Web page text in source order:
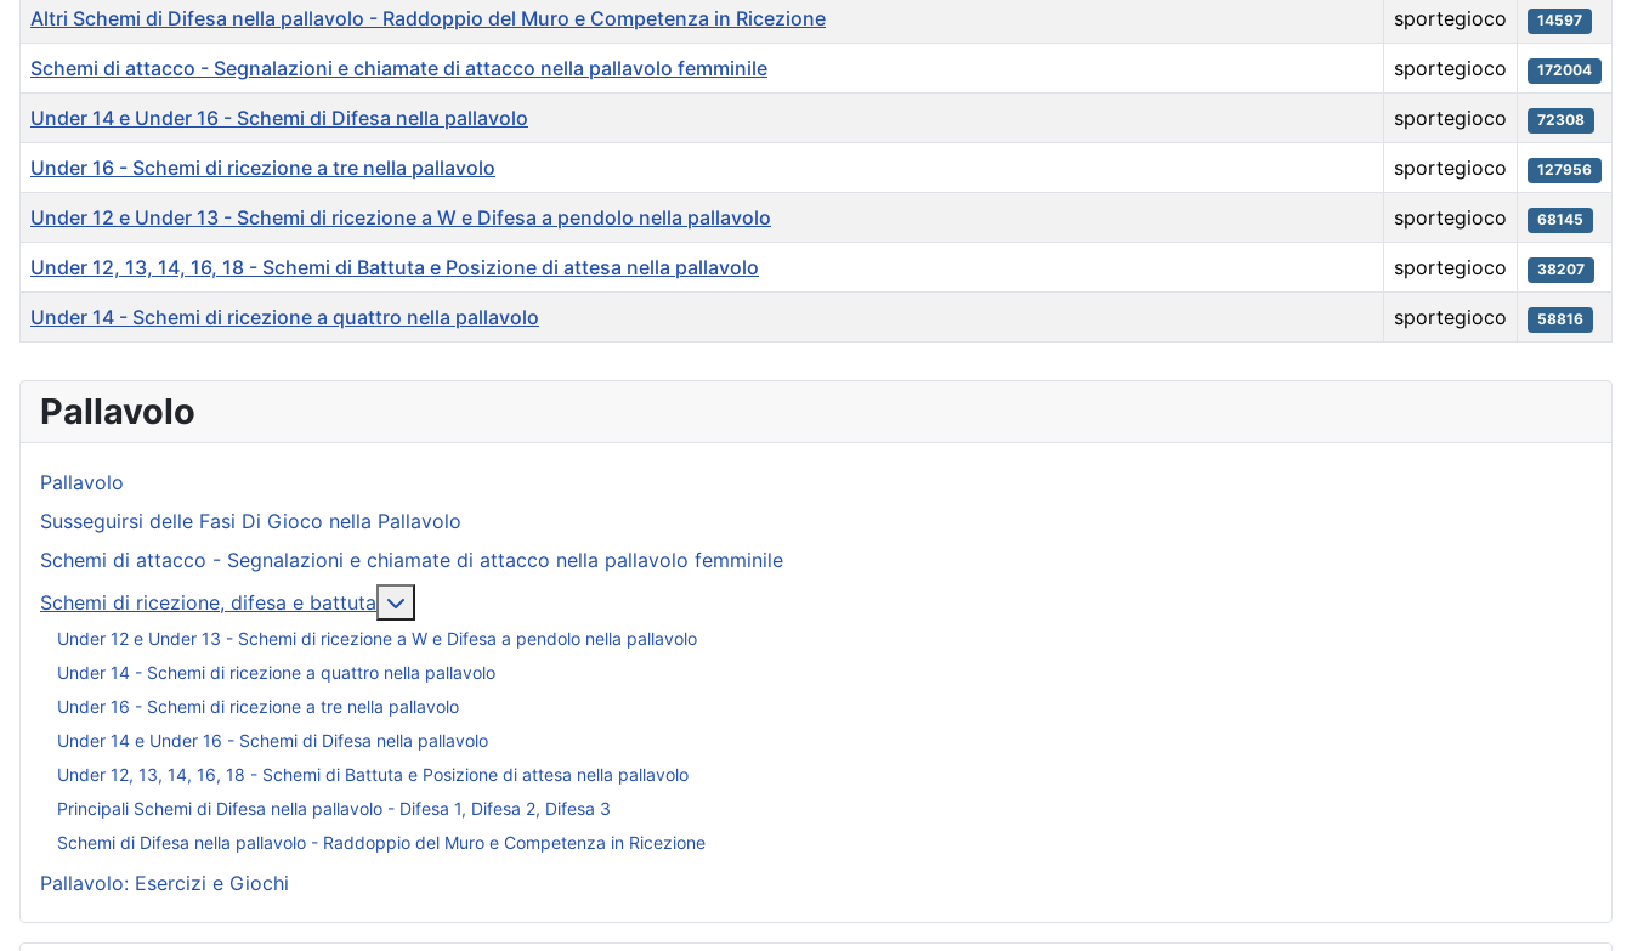
Pallavolo
Pallavolo
Susseguirsi delle Fasi Di Gioco nella Pallavolo
Schemi di attacco - Segnalazioni e chiamate di attacco nella pallavolo femminile
Schemi di ricezione, difesa e battuta
Under 12 e Under 13 - Schemi di ricezione a W e Difesa a pendolo nella pallavolo
Under 14 - Schemi di ricezione a quattro nella pallavolo
Under 16 - Schemi di ricezione a tre nella pallavolo
Under 14 e Under 16 - Schemi di Difesa nella pallavolo
Under 12, 13, 14, 16, 18 - Schemi di Battuta e Posizione di attesa nella pallavolo
Principali Schemi di Difesa nella pallavolo - Difesa 1, Difesa 2, Difesa 3
Schemi di Difesa nella pallavolo - Raddoppio del Muro e Competenza in Ricezione
Pallavolo: Esercizi e Giochi
Altri Schemi di Difesa nella pallavolo - Raddoppio del Muro e Competenza in Ricezione sportegioco 14597
Schemi di attacco - Segnalazioni e chiamate di attacco nella pallavolo femminile sportegioco 172004
Under 14 e Under 16 - Schemi di Difesa nella pallavolo sportegioco 72308
Under 16 - Schemi di ricezione a tre nella pallavolo sportegioco 127956
Under 12 e Under 13 - Schemi di ricezione a W e Difesa a pendolo nella pallavolo sportegioco 68145
Under 12, 13, 14, 16, 18 - Schemi di Battuta e Posizione di attesa nella pallavolo sportegioco 38207
Under 14 - Schemi di ricezione a quattro nella pallavolo sportegioco 58816